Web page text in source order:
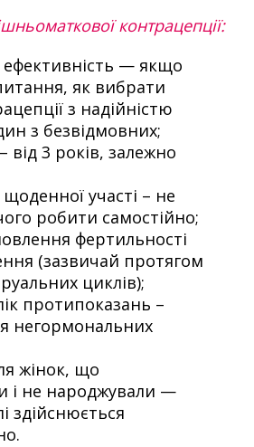
контрацепції:
ефективність — якщо
як вибрати
з надійністю
з безвідмовних;
від 3 років, залежно
участі – не
робити самостійно;
фертильності
(зазвичай протягом
циклів);
протипоказань –
негормональних
жінок, що
і не народжували —
здійснюється